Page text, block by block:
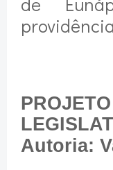
Autoria: